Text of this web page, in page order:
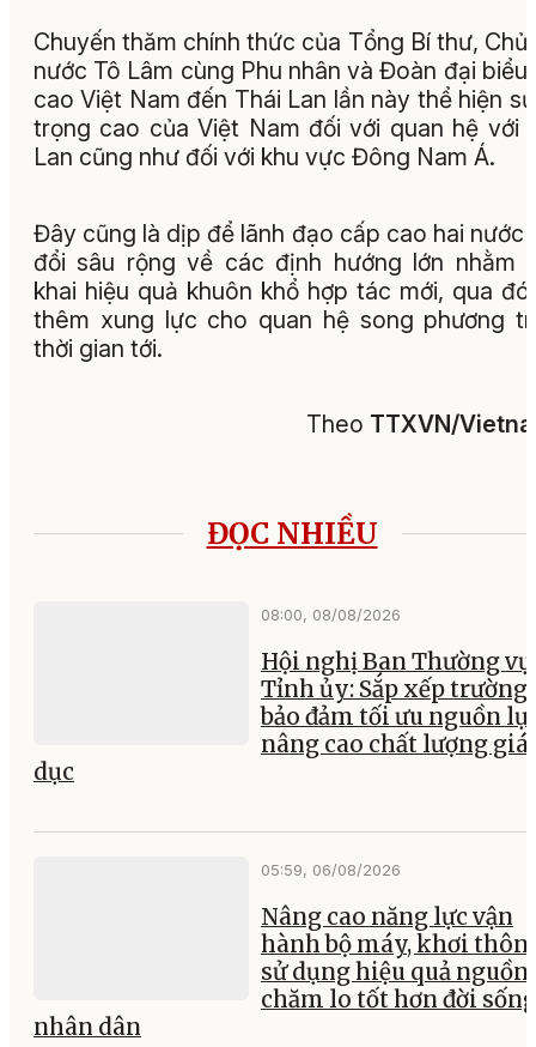
Chuyến thăm chính thức của Tổng Bí thư, Chủ
nước Tô Lâm cùng Phu nhân và Đoàn đại biểu
cao Việt Nam đến Thái Lan lần này thể hiện
trọng cao của Việt Nam đối với quan hệ với
Lan cũng như đối với khu vực Đông Nam Á.
Đây cũng là dịp để lãnh đạo cấp cao hai nước
đổi sâu rộng về các định hướng lớn nhằm
khai hiệu quả khuôn khổ hợp tác mới, qua
thêm xung lực cho quan hệ song phương
thời gian tới.
Theo TTXVN/
ĐỌC NHIỀU
08:00, 08/08/2026
Hội nghị Ban Thường vụ
Tỉnh ủy: Sắp xếp trường
bảo đảm tối ưu nguồn
nâng cao chất lượng
dục
05:59, 06/08/2026
Nâng cao năng lực vận
hành bộ máy, khơi
sử dụng hiệu quả nguồn
chăm lo tốt hơn đời sống
nhân dân